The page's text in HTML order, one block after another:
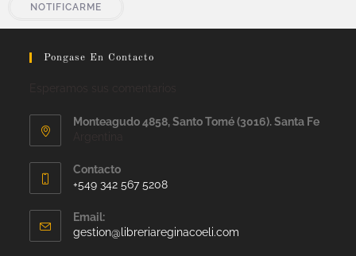
NOTIFICARME
Pongase En Contacto
Monteagudo 4858, Santo Tomé (3016). Santa Fe
Contacto
+549 342 567 5208
Email:
gestion@libreriareginacoeli.com